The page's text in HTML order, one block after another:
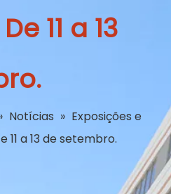
11 a 13
Notícias » Exposições e
11 a 13 de setembro.